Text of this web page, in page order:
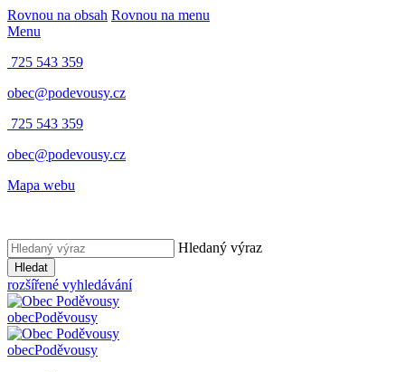
Rovnou na obsah Rovnou na menu
Menu
725 543 359
obec@podevousy.cz
725 543 359
obec@podevousy.cz
Mapa webu
Hledaný výraz
Hledat
rozšířené vyhledávání
obecPoděvousy
obecPoděvousy